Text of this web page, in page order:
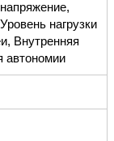
нагрузки
Внутренняя
автономии